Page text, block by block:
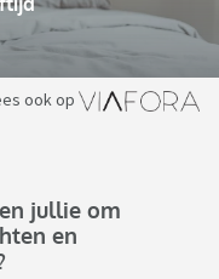
ook op
jullie om
en